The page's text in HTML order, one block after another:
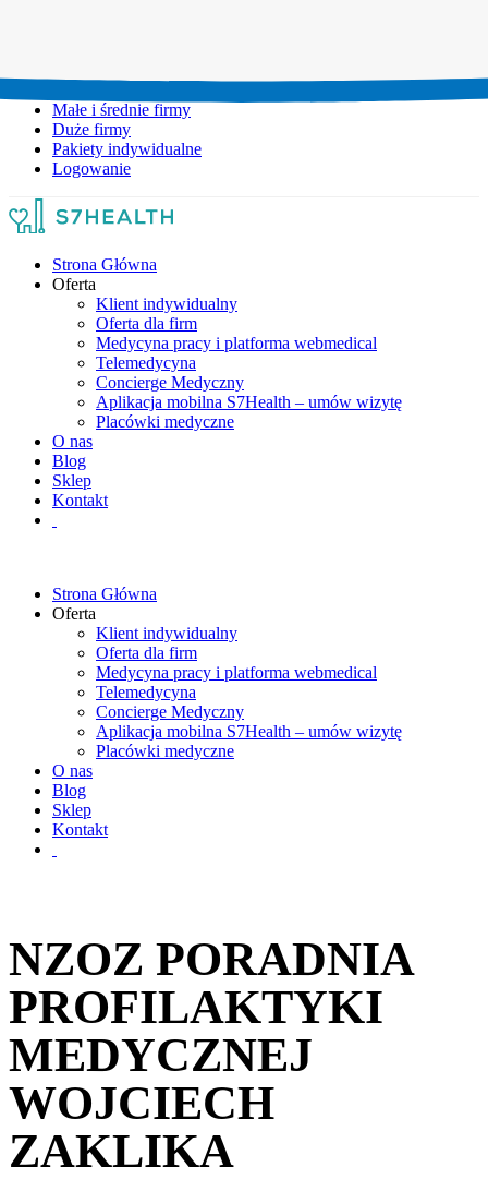
Małe i średnie firmy
Duże firmy
Pakiety indywidualne
Logowanie
Strona Główna
Oferta
Klient indywidualny
Oferta dla firm
Medycyna pracy i platforma webmedical
Telemedycyna
Concierge Medyczny
Aplikacja mobilna S7Health – umów wizytę
Placówki medyczne
O nas
Blog
Sklep
Kontakt
Strona Główna
Oferta
Klient indywidualny
Oferta dla firm
Medycyna pracy i platforma webmedical
Telemedycyna
Concierge Medyczny
Aplikacja mobilna S7Health – umów wizytę
Placówki medyczne
O nas
Blog
Sklep
Kontakt
NZOZ PORADNIA
PROFILAKTYKI
MEDYCZNEJ
WOJCIECH
ZAKLIKA